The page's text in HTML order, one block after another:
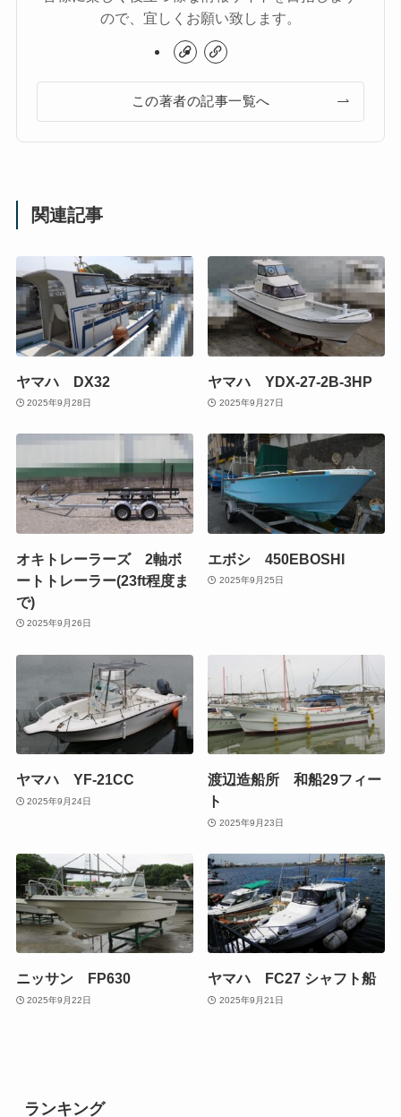
ので、宜しくお願い致します。
この著者の記事一覧へ
関連記事
ヤマハ DX32
2025年9月28日
ヤマハ YDX-27-2B-3HP
2025年9月27日
オキトレーラーズ 2軸ボ
ートトレーラー(23ft程度ま
で)
2025年9月26日
エボシ 450EBOSHI
2025年9月25日
ヤマハ YF-21CC
2025年9月24日
渡辺造船所 和船29フィー
ト
2025年9月23日
ニッサン FP630
2025年9月22日
ヤマハ FC27 シャフト船
2025年9月21日
ランキング